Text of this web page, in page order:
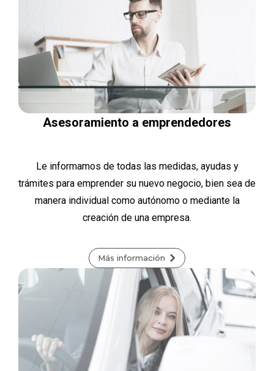
Asesoramiento a emprendedores
Le informamos de todas las medidas, ayudas y
trámites para emprender su nuevo negocio, bien sea de
manera individual como autónomo o mediante la
creación de una empresa.
Más información